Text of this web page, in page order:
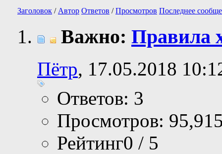
Заголовок / Автор Ответов /Просмотров Последнее
Важно: Правила
Пётр, 17.05.2018
Ответов: 3
Просмотров:
Рейтинг0 / 5